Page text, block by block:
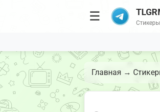
☰
Главная →